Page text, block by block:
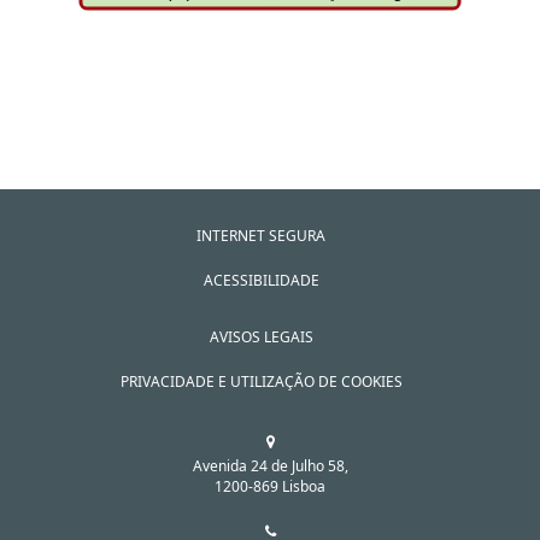
INTERNET SEGURA
ACESSIBILIDADE
AVISOS LEGAIS
PRIVACIDADE E UTILIZAÇÃO DE COOKIES
Avenida 24 de Julho 58,
1200-869 Lisboa